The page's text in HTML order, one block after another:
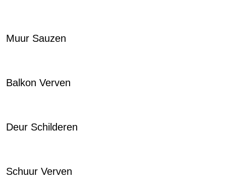
Muur Sauzen
Balkon Verven
Deur Schilderen
Schuur Verven